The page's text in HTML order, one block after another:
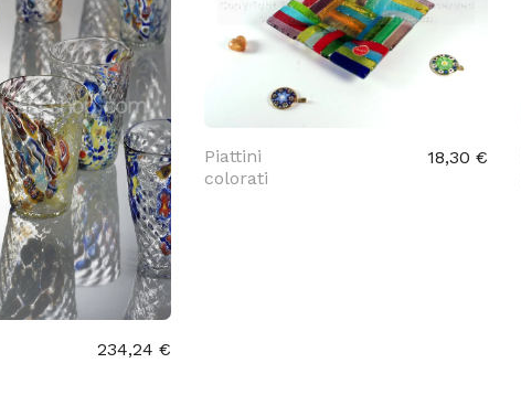
234,24 €
Piattini
colorati
18,30 €